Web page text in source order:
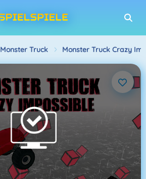
Monster Truck Monster Truck Crazy